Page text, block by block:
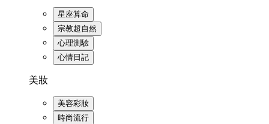
星座算命
宗教超自然
心理測驗
心情日記
美妝
美容彩妝
時尚流行